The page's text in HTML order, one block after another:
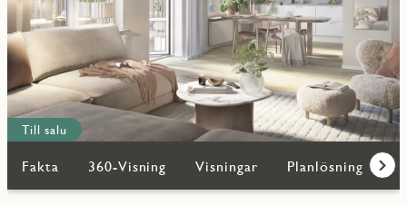
Till salu
Fakta 360-Visning Visningar Planlösning